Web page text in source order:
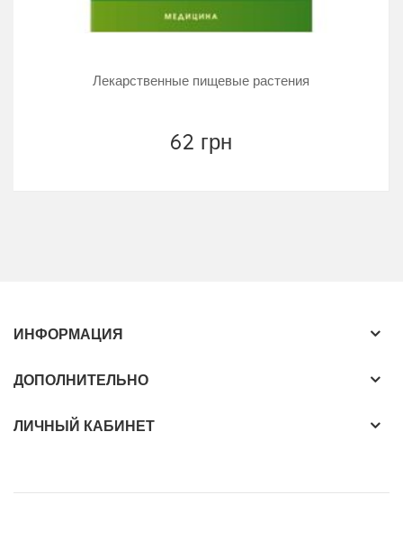
Лекарственные пищевые растения
62 грн
ИНФОРМАЦИЯ
ДОПОЛНИТЕЛЬНО
ЛИЧНЫЙ КАБИНЕТ